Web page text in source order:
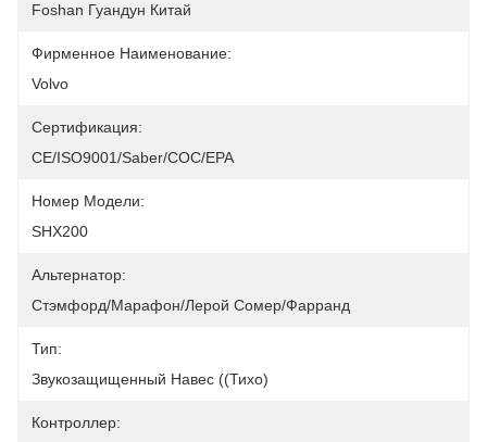
Foshan Гуандун Китай
Фирменное Наименование:
Volvo
Сертификация:
CE/ISO9001/Saber/COC/EPA
Номер Модели:
SHX200
Альтернатор:
Стэмфорд/Марафон/Лерой Сомер/Фарранд
Тип:
Звукозащищенный Навес ((Тихо)
Контроллер: